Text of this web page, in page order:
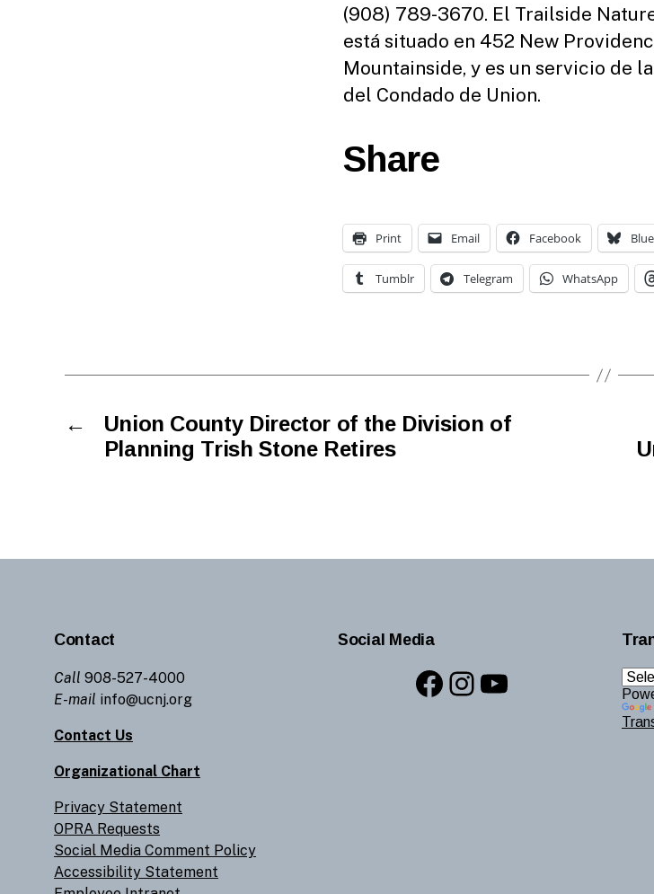
(908) 789-3670. El Trailside
está situado en 452 New
Mountainside, y es un servicio de
del Condado de Union.
Share
Print Email Facebook
Tumblr Telegram WhatsApp
←
Union County Director of the Division of
Planning Trish Stone Retires
Contact
Call 908-527-4000
E-mail info@ucnj.org
Contact Us
Organizational Chart
Privacy Statement
OPRA Requests
Social Media Comment Policy
Accessibility Statement
Social Media
Facebook
Instagram
YouTube